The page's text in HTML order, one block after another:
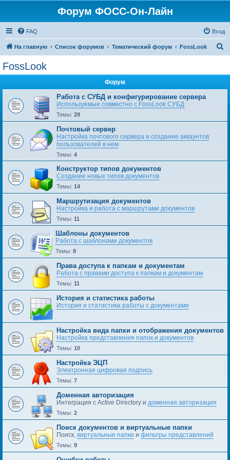
Форум ФОСС-Он-Лайн
FAQ Вход
На главную Список форумов Тематический форум FossLook
FossLook
Форум
Работа с СУБД и конфигурирование сервера
Используемые совместно с FossLook СУБД
Темы: 29
Почтовый сервер
Настройка почтового сервера и создание аккаунтов
пользователей в нем
Темы: 4
Конструктор типов документов
Создание новых типов документов
Темы: 14
Маршрутизация документов
Настройка и работа с маршрутами документов
Темы: 11
Шаблоны документов
Работа с шаблонами документов
Темы: 8
Права доступа к папкам и документам
Работа с правами доступа к папкам и документам
Темы: 11
История и статистика работы
История и статистика работы с документами
Настройка вида папки и отображения документов
Настройка представления папок и документов
Темы: 10
Настройка ЭЦП
Электронная цифровая подпись
Темы: 7
Доменная авторизация
Интеграция с Active Directory и доменная авторизация
Темы: 2
Поиск документов и виртуальные папки
Поиск, виртуальные папки и фильтры представлений
Темы: 9